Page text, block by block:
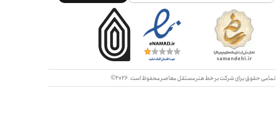
تمامی حقوق برای شرکت بر خط هنر مستقل معاصر محفوظ است.2026©